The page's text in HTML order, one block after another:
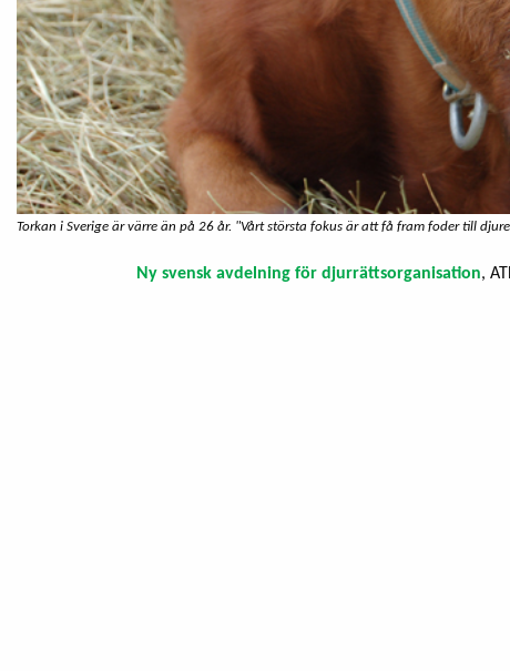
Torkan i Sverige är värre än på 26 år. "Vårt största fokus är att få fram foder till
Ny svensk avdelning för djurrättsorganisation,